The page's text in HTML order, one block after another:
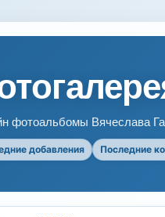
фотоальбомы Вячеслава
добавления Последние